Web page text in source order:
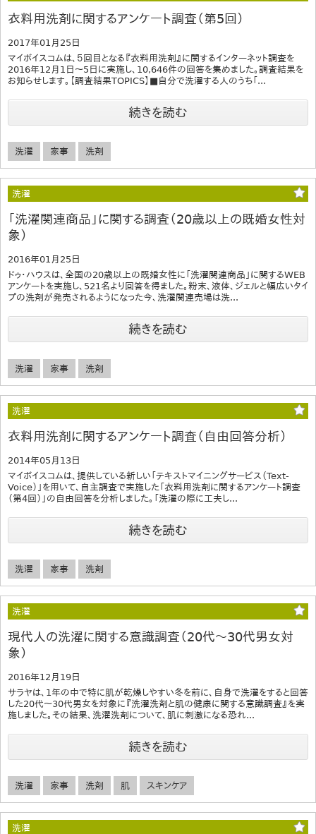
衣料用洗剤に関するアンケート調査（第5回）
2017年01月25日
マイボイスコムは、５回目となる『衣料用洗剤』に関するインターネット調査を
2016年12月1日～5日に実施し、10,646件の回答を集めました。調査結果を
お知らせします。【調査結果TOPICS】■自分で洗濯する人のうち「...
続きを読む
洗濯 家事 洗剤
洗濯
「洗濯関連商品」に関する調査（20歳以上の既婚女性対
象）
2016年01月25日
ドゥ・ハウスは、全国の20歳以上の既婚女性に「洗濯関連商品」に関するWEB
アンケートを実施し、521名より回答を得ました。粉末、液体、ジェルと幅広いタイ
プの洗剤が発売されるようになった今、洗濯関連売場は洗...
続きを読む
洗濯 家事 洗剤
洗濯
衣料用洗剤に関するアンケート調査（自由回答分析）
2014年05月13日
マイボイスコムは、提供している新しい「テキストマイニングサービス（Text-
Voice）」を用いて、自主調査で実施した「衣料用洗剤に関するアンケート調査
（第4回）」の自由回答を分析しました。「洗濯の際に工夫し...
続きを読む
洗濯 家事 洗剤
洗濯
現代人の洗濯に関する意識調査（20代～30代男女対
象）
2016年12月19日
サラヤは、1年の中で特に肌が乾燥しやすい冬を前に、自身で洗濯をすると回答
した20代～30代男女を対象に『洗濯洗剤と肌の健康に関する意識調査』を実
施しました。その結果、洗濯洗剤について、肌に刺激になる恐れ...
続きを読む
洗濯 家事 洗剤 肌 スキンケア
洗濯